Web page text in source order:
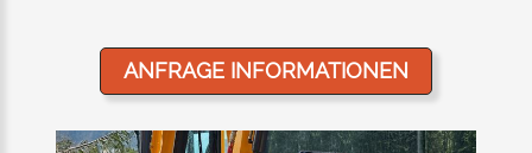
ANFRAGE INFORMATIONEN